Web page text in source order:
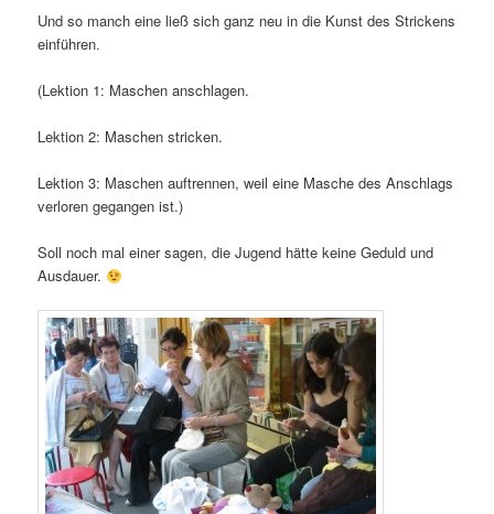
Und so manch eine ließ sich ganz neu in die Kunst des Strickens
einführen.
(Lektion 1: Maschen anschlagen.
Lektion 2: Maschen stricken.
Lektion 3: Maschen auftrennen, weil eine Masche des Anschlags
verloren gegangen ist.)
Soll noch mal einer sagen, die Jugend hätte keine Geduld und
Ausdauer.